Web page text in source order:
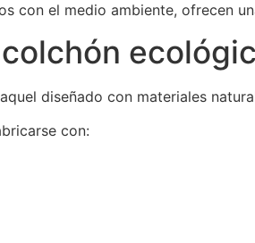
con el medio ambiente, ofrecen
diseñado con materiales
con: